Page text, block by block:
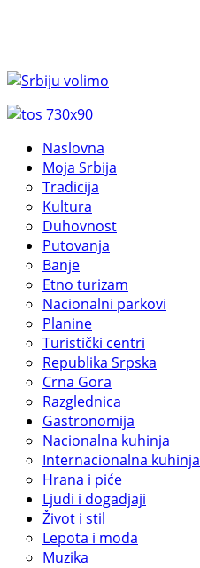
Naslovna
Moja Srbija
Tradicija
Kultura
Duhovnost
Putovanja
Banje
Etno turizam
Nacionalni parkovi
Planine
Turistički centri
Republika Srpska
Crna Gora
Razglednica
Gastronomija
Nacionalna kuhinja
Internacionalna kuhinja
Hrana i piće
Ljudi i dogadjaji
Život i stil
Lepota i moda
Muzika